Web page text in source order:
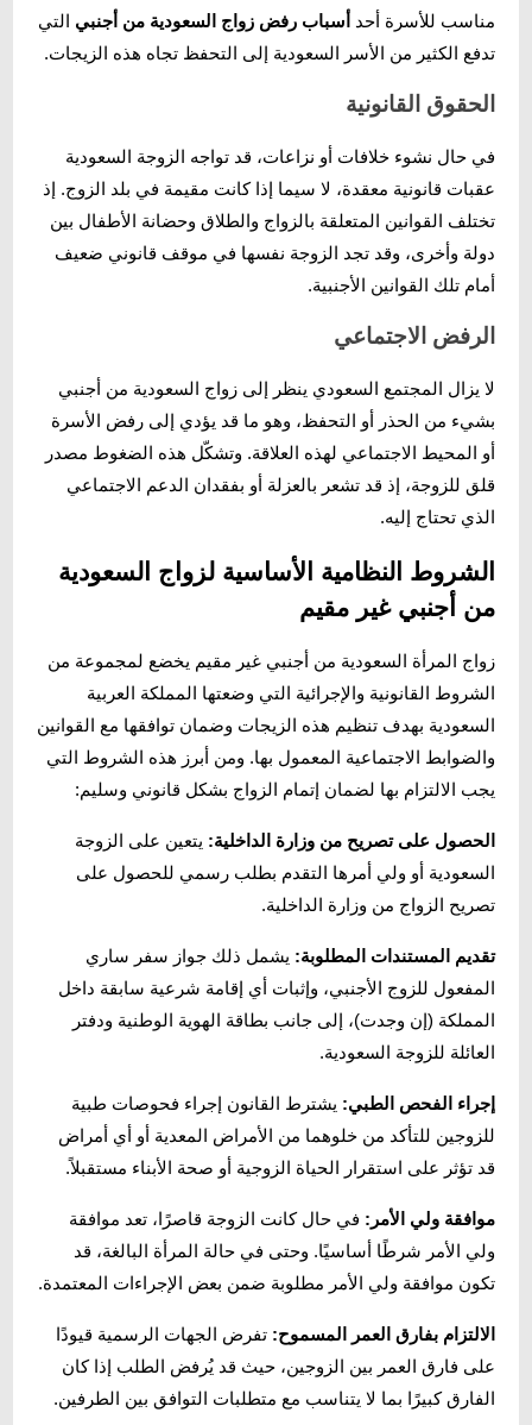
مناسب للأسرة أحد أسباب رفض زواج السعودية من أجنبي التي
تدفع الكثير من الأسر السعودية إلى التحفظ تجاه هذه الزيجات.
الحقوق القانونية
في حال نشوء خلافات أو نزاعات، قد تواجه الزوجة السعودية
عقبات قانونية معقدة، لا سيما إذا كانت مقيمة في بلد الزوج. إذ
تختلف القوانين المتعلقة بالزواج والطلاق وحضانة الأطفال بين
دولة وأخرى، وقد تجد الزوجة نفسها في موقف قانوني ضعيف
أمام تلك القوانين الأجنبية.
الرفض الاجتماعي
لا يزال المجتمع السعودي ينظر إلى زواج السعودية من أجنبي
بشيء من الحذر أو التحفظ، وهو ما قد يؤدي إلى رفض الأسرة
أو المحيط الاجتماعي لهذه العلاقة. وتشكّل هذه الضغوط مصدر
قلق للزوجة، إذ قد تشعر بالعزلة أو بفقدان الدعم الاجتماعي
الذي تحتاج إليه.
الشروط النظامية الأساسية لزواج السعودية
من أجنبي غير مقيم
زواج المرأة السعودية من أجنبي غير مقيم يخضع لمجموعة من
الشروط القانونية والإجرائية التي وضعتها المملكة العربية
السعودية بهدف تنظيم هذه الزيجات وضمان توافقها مع القوانين
والضوابط الاجتماعية المعمول بها. ومن أبرز هذه الشروط التي
يجب الالتزام بها لضمان إتمام الزواج بشكل قانوني وسليم:
الحصول على تصريح من وزارة الداخلية: يتعين على الزوجة
السعودية أو ولي أمرها التقدم بطلب رسمي للحصول على
تصريح الزواج من وزارة الداخلية.
تقديم المستندات المطلوبة: يشمل ذلك جواز سفر ساري
المفعول للزوج الأجنبي، وإثبات أي إقامة شرعية سابقة داخل
المملكة (إن وجدت)، إلى جانب بطاقة الهوية الوطنية ودفتر
العائلة للزوجة السعودية.
إجراء الفحص الطبي: يشترط القانون إجراء فحوصات طبية
للزوجين للتأكد من خلوهما من الأمراض المعدية أو أي أمراض
قد تؤثر على استقرار الحياة الزوجية أو صحة الأبناء مستقبلاً.
موافقة ولي الأمر: في حال كانت الزوجة قاصرًا، تعد موافقة
ولي الأمر شرطًا أساسيًا. وحتى في حالة المرأة البالغة، قد
تكون موافقة ولي الأمر مطلوبة ضمن بعض الإجراءات المعتمدة.
الالتزام بفارق العمر المسموح: تفرض الجهات الرسمية قيودًا
على فارق العمر بين الزوجين، حيث قد يُرفض الطلب إذا كان
الفارق كبيرًا بما لا يتناسب مع متطلبات التوافق بين الطرفين.